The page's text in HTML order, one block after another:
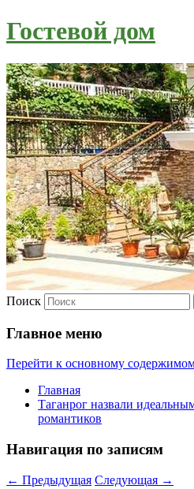
Гостевой дом
Поиск
Главное меню
Перейти к основному
Главная
Таганрог назвали
романтиков
Навигация по записям
← Предыдущая Следующая →